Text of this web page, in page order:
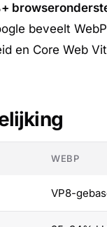
beveelt
en Core Web
WEBP
VP8-